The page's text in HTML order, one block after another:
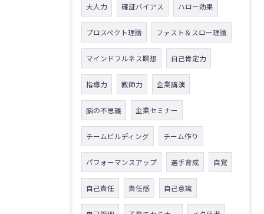
大人力 確証バイアス ハロー効果
プロスペクト理論 ファスト＆スロー理論
マインドフルネス瞑想 自己肯定力
指導力 教師力 企業講演
脳の不思議 企業セミナー
チームビルディング チーム作り
パフォーマンスアップ 選手育成 自覚
自己責任 責任感 自己意識